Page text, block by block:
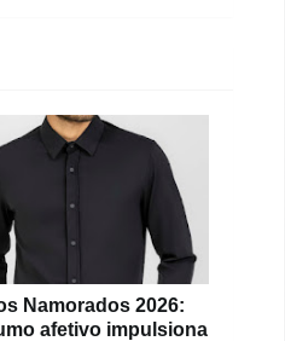
Namorados 2026:
afetivo impulsiona